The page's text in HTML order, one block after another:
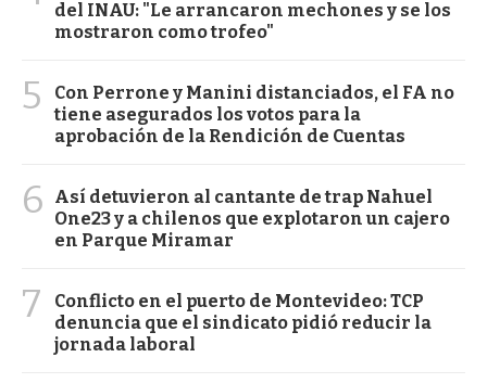
del INAU: "Le arrancaron mechones y se los
mostraron como trofeo"
5
Con Perrone y Manini distanciados, el FA no
tiene asegurados los votos para la
aprobación de la Rendición de Cuentas
6
Así detuvieron al cantante de trap Nahuel
One23 y a chilenos que explotaron un cajero
en Parque Miramar
7
Conflicto en el puerto de Montevideo: TCP
denuncia que el sindicato pidió reducir la
jornada laboral